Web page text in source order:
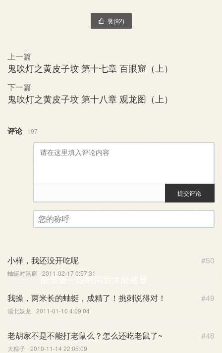
 赞(92)
上一篇
鬼吹灯之黄皮子坟 第十七章 百眼窟（上）
下一篇
鬼吹灯之黄皮子坟 第十八章 观龙图（上）
评论 197
评论审核已启用。您的评论可
能需要一段时间后才能被显
示。
提交评论
#50
小样，我还没开吃呢
蚰蜒对鼠窟 2011-02-17 0:57:31
#49
我操，两米长的蚰蜒，成精了！挑刺说得对！
漠北妖龙 2011-01-10 4:09:04
#48
老胡家不是不能打老鼠么？怎么还吃老鼠了~
大粽子 2010-11-14 22:05:09